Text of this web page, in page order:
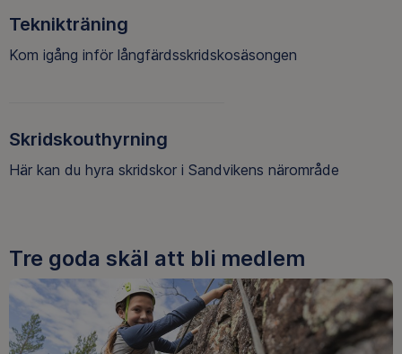
Teknikträning
Kom igång inför långfärdsskridskosäsongen
Skridskouthyrning
Här kan du hyra skridskor i Sandvikens närområde
Tre goda skäl att bli medlem